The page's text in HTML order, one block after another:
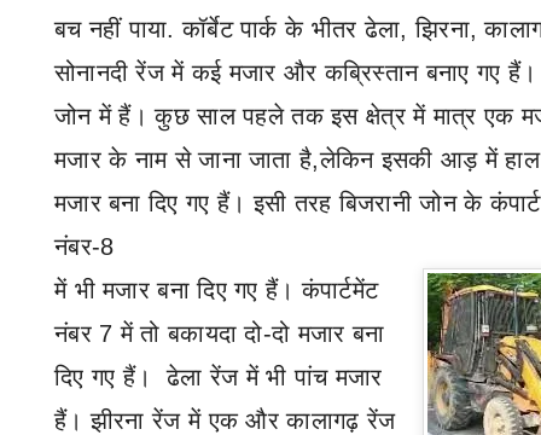
बच नहीं पाया. कॉर्बेट पार्क के भीतर ढेला,झिरना,
सोनानदी रेंज में कई मजार और कब्रिस्तान बनाए गए हैं।
जोन में हैं। कुछ साल पहले तक इस क्षेत्र में मात्र एक
मजार के नाम से जाना जाता है,लेकिन इसकी आड़ में
मजार बना दिए गए हैं। इसी तरह बिजरानी जोन के
नंबर-8
में भी मजार बना दिए गए हैं। कंपार्टमेंट
नंबर 7 में तो बकायदा दो-दो मजार बना
दिए गए हैं। ढेला रेंज में भी पांच मजार
हैं। झीरना रेंज में एक और कालागढ़ रेंज